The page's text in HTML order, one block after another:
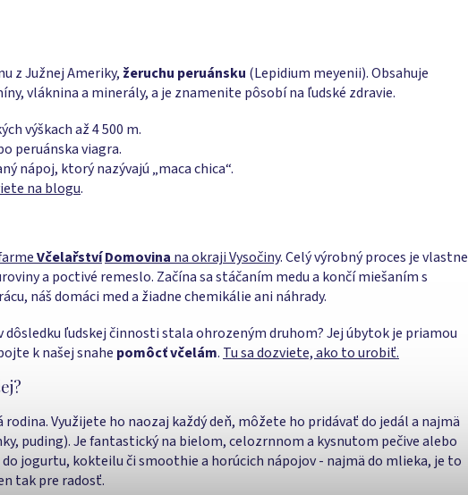
z Južnej Ameriky, žeruchu peruánsku (Lepidium meyenii). Obsahuje
vláknina a minerály, a je znamenite pôsobí na ľudské zdravie.
výškach až 4 500 m.
peruánska viagra.
nápoj, ktorý nazývajú „maca chica“.
na blogu.
VčelařstvíDomovina na okraji Vysočiny. Celý výrobný proces je vlastne
a poctivé remeslo. Začína sa stáčaním medu a končí miešaním s
náš domáci med a žiadne chemikálie ani náhrady.
dôsledku ľudskej činnosti stala ohrozeným druhom? Jej úbytok je priamou
k našej snahe pomôcť včelám. Tu sa dozviete, ako to urobiť.
rodina. Využijete ho naozaj každý deň, môžete ho pridávať do jedál a najmä
puding). Je fantastický na bielom, celozrnnom a kysnutom pečive alebo
jogurtu, kokteilu či smoothie a horúcich nápojov - najmä do mlieka, je to
tak pre radosť.